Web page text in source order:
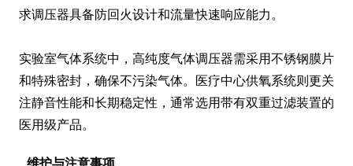
求调压器具备防回火设计和流量快速响应能力。
实验室气体系统中，高纯度气体调压器需采用不锈钢膜片
和特殊密封，确保不污染气体。医疗中心供氧系统则更关
注静音性能和长期稳定性，通常选用带有双重过滤装置的
医用级产品。
维护与注意事项